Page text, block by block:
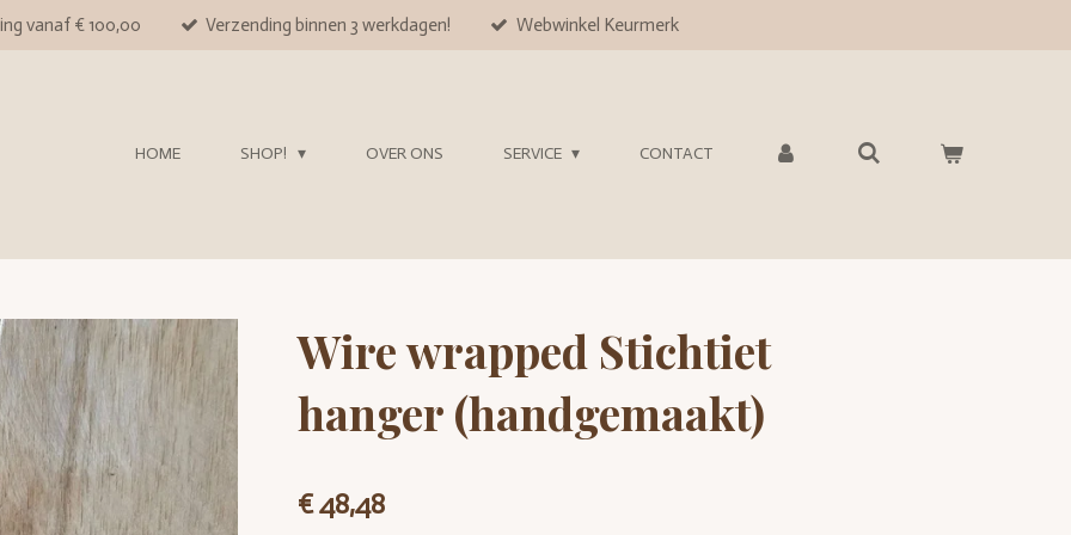
vanaf € 100,00 Verzending binnen 3 werkdagen! Webwinkel Keurmerk
HOME SHOP! OVER ONS SERVICE CONTACT
Wire wrapped Stichtiet
hanger (handgemaakt)
€ 48,48